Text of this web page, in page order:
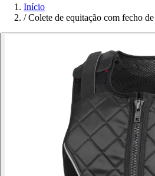
Início
/ Colete de equitação com fecho